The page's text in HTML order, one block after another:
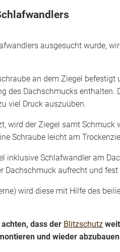
ausgesucht wurde,
an dem Ziegel befestigt
des Dachschmucks enthalten.
viel Druck auszuüben.
wird der Ziegel samt Schmuck
Schraube leicht am
inklusive Schlafwandler am
Dachschmuck aufrecht und fest
wird diese mit Hilfe des
dass der Blitzschutz
und wieder